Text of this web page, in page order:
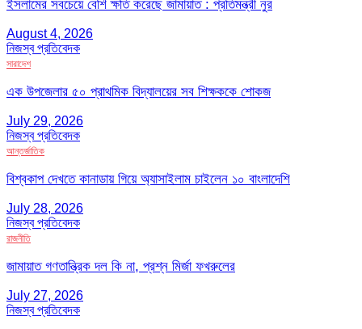
ইসলামের সবচেয়ে বেশি ক্ষতি করেছে জামায়াত : প্রতিমন্ত্রী নুর
August 4, 2026
নিজস্ব প্রতিবেদক
সারাদেশ
এক উপজেলার ৫০ প্রাথমিক বিদ্যালয়ের সব শিক্ষককে শোকজ
July 29, 2026
নিজস্ব প্রতিবেদক
আন্তর্জাতিক
বিশ্বকাপ দেখতে কানাডায় গিয়ে অ্যাসাইলাম চাইলেন ১০ বাংলাদেশি
July 28, 2026
নিজস্ব প্রতিবেদক
রাজনীতি
জামায়াত গণতান্ত্রিক দল কি না, প্রশ্ন মির্জা ফখরুলের
July 27, 2026
নিজস্ব প্রতিবেদক